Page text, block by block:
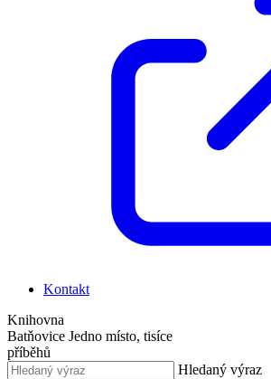
Kontakt
Knihovna
Batňovice Jedno místo, tisíce
příběhů
Hledaný výraz